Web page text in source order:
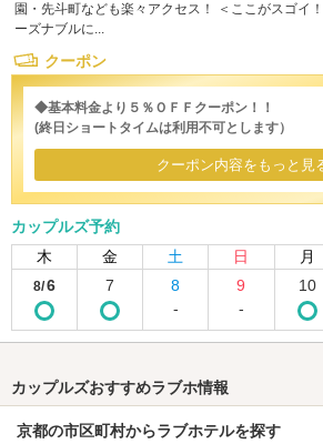
園・先斗町なども楽々アクセス！ ＜ここがスゴイ
ーズナブルに...
クーポン
◆基本料金より５％ＯＦＦクーポン！！
(終日ショートタイムは利用不可とします）
クーポン内容をもっと見
カップルズ予約
木
金 土 日 月
8/6 7
8
-
9
-
10
カップルズおすすめラブホ情報
京都の市区町村からラブホテルを探す